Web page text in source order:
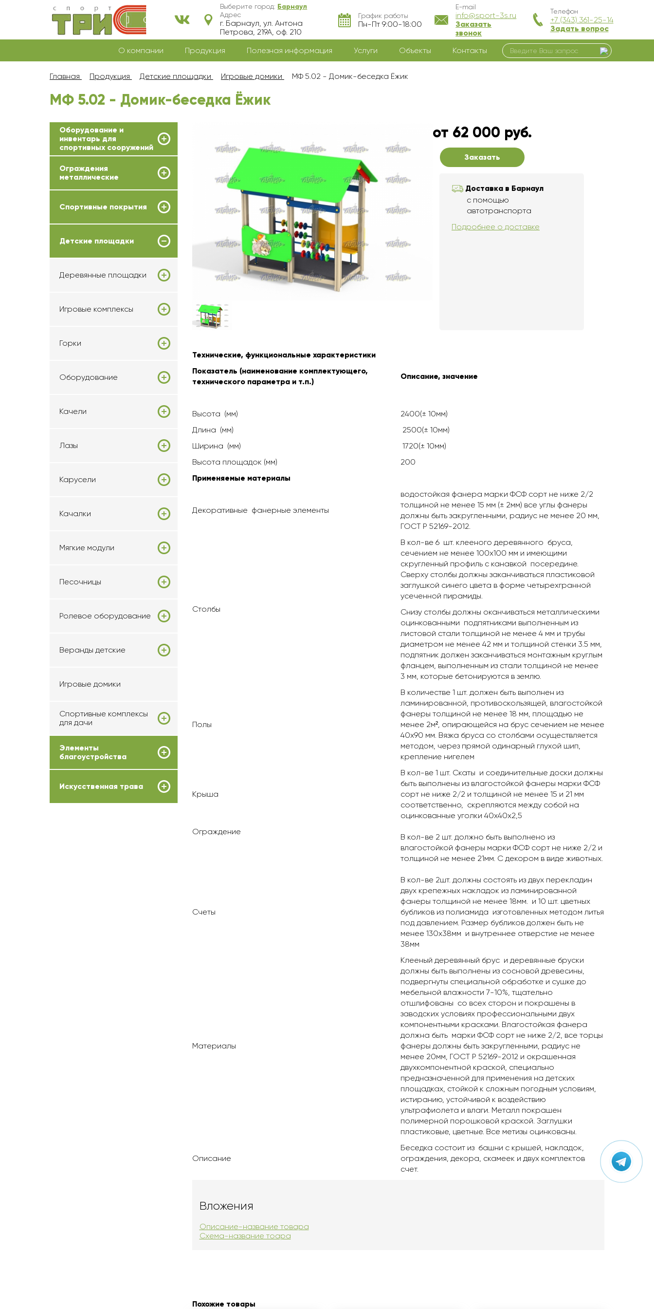
Выберите город: Барнаул
Адрес
г. Барнаул, ул. Антона
Петрова, 219А, оф. 210
График работы
Пн-Пт 9:00-18:00
E-mail
info@sport-3s.ru
Заказать
звонок
Телефон
+7 (343) 361-25-14
Задать вопрос
О компании Продукция Полезная информация Услуги Объекты Контакты
Главная Продукция Детские площадки Игровые домики МФ 5.02 - Домик-беседка Ёжик
МФ 5.02 - Домик-беседка Ёжик
Оборудование и
инвентарь для
спортивных сооружений
Ограждения
металлические
Спортивные покрытия
Детские площадки
Деревянные площадки
Игровые комплексы
Горки
Оборудование
Качели
Лазы
Карусели
Качалки
Мягкие модули
Песочницы
Ролевое оборудование
Веранды детские
Игровые домики
Спортивные комплексы
для дачи
Элементы
благоустройства
Искусственная трава
от 62 000 руб.
Заказать
Доставка в Барнаул
с помощью
автотранспорта
Подробнее о доставке
Технические, функциональные характеристики
Показатель (наименование комплектующего,
технического параметра и т.п.)
Описание, значение
Высота (мм)
2400(± 10мм)
Длина (мм)
2500(± 10мм)
Ширина (мм)
1720(± 10мм)
Высота площадок (мм)
200
Применяемые материалы
Декоративные фанерные элементы
водостойкая фанера марки ФСФ сорт не ниже 2/2
толщиной не менее 15 мм (± 2мм) все углы фанеры
должны быть закругленными, радиус не менее 20 мм,
ГОСТ Р 52169-2012.
Столбы
В кол-ве 6 шт. клееного деревянного бруса,
сечением не менее 100х100 мм и имеющими
скругленный профиль с канавкой посередине.
Сверху столбы должны заканчиваться пластиковой
заглушкой синего цвета в форме четырехгранной
усеченной пирамиды.
Снизу столбы должны оканчиваться металлическими
оцинкованными подпятниками выполненным из
листовой стали толщиной не менее 4 мм и трубы
диаметром не менее 42 мм и толщиной стенки 3.5 мм,
подпятник должен заканчиваться монтажным круглым
фланцем, выполненным из стали толщиной не менее
3 мм, которые бетонируются в землю.
Полы
В количестве 1 шт. должен быть выполнен из
ламинированной, противоскользящей, влагостойкой
фанеры толщиной не менее 18 мм, площадью не
менее 2м², опирающейся на брус сечением не менее
40х90 мм. Вязка бруса со столбами осуществляется
методом, через прямой одинарный глухой шип,
крепление нигелем
Крыша
В кол-ве 1 шт. Скаты и соединительные доски должны
быть выполнены из влагостойкой фанеры марки ФСФ
сорт не ниже 2/2 и толщиной не менее 15 и 21 мм
соответственно, скрепляются между собой на
оцинкованные уголки 40х40х2,5
Ограждение
В кол-ве 2 шт. должно быть выполнено из
влагостойкой фанеры марки ФСФ сорт не ниже 2/2 и
толщиной не менее 21мм. С декором в виде животных.
Счеты
В кол-ве 2шт. должны состоять из двух перекладин
двух крепежных накладок из ламинированной
фанеры толщиной не менее 18мм. и 10 шт. цветных
бубликов из полиамида изготовленных методом литья
под давлением. Размер бубликов должен быть не
менее 130х38мм и внутреннее отверстие не менее
38мм
Материалы
Клееный деревянный брус и деревянные бруски
должны быть выполнены из сосновой древесины,
подвергнуты специальной обработке и сушке до
мебельной влажности 7-10%, тщательно
отшлифованы со всех сторон и покрашены в
заводских условиях профессиональными двух
компонентными красками. Влагостойкая фанера
должна быть марки ФСФ сорт не ниже 2/2, все торцы
фанеры должны быть закругленными, радиус не
менее 20мм, ГОСТ Р 52169-2012 и окрашенная
двухкомпонентной краской, специально
предназначенной для применения на детских
площадках, стойкой к сложным погодным условиям,
истиранию, устойчивой к воздействию
ультрафиолета и влаги. Металл покрашен
полимерной порошковой краской. Заглушки
пластиковые, цветные. Все метизы оцинкованы.
Описание
Беседка состоит из башни с крышей, накладок,
ограждения, декора, скамеек и двух комплектов
счет.
Вложения
Описание-название товара
Схема-название тоара
Похожие товары